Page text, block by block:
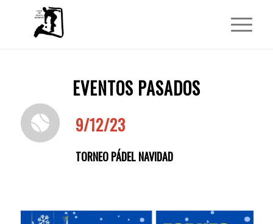
EVENTOS PASADOS
9/12/23
TORNEO PÁDEL NAVIDAD